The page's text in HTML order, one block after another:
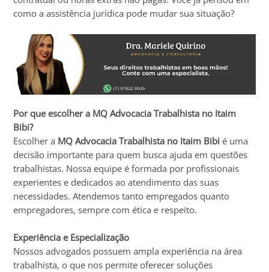
como a assistência jurídica pode mudar sua situação?
Por que escolher a MQ Advocacia Trabalhista no Itaim
Bibi?
Escolher a MQ Advocacia Trabalhista no Itaim Bibi é uma
decisão importante para quem busca ajuda em questões
trabalhistas. Nossa equipe é formada por profissionais
experientes e dedicados ao atendimento das suas
necessidades. Atendemos tanto empregados quanto
empregadores, sempre com ética e respeito.
Experiência e Especialização
Nossos advogados possuem ampla experiência na área
trabalhista, o que nos permite oferecer soluções